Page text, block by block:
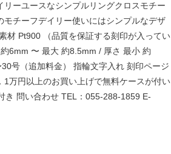
ーユースなシンプルリングクロスモチー
チーフデイリー使いにはシンプルなデザ
材 Pt900 （品質を保証する刻印が入ってい
6mm 〜 最大 約8.5mm / 厚さ 最小 約
号（追加料金） 指輪文字入れ 刻印ページ
万円以上のお買い上げで無料ケースが付い
問い合わせ TEL：055-288-1859 E-